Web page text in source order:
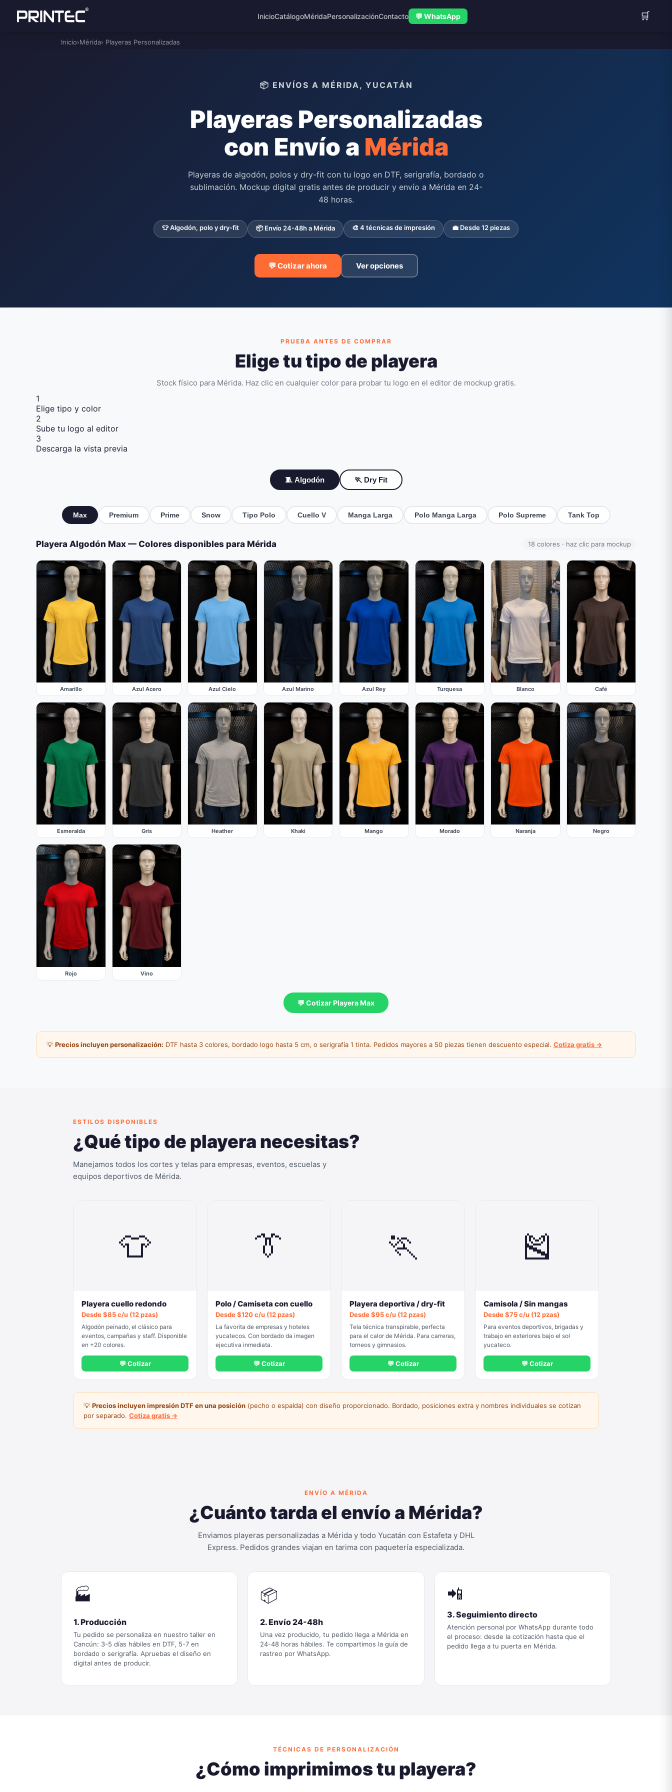
InicioCatálogoMéridaPersonalizaciónContacto 💬 WhatsApp 🛒
Inicio›Mérida› Playeras Personalizadas
📦 ENVÍOS A MÉRIDA, YUCATÁN
Playeras Personalizadas
con Envío a Mérida
Playeras de algodón, polos y dry-fit con tu logo en DTF, serigrafía, bordado o
sublimación. Mockup digital gratis antes de producir y envío a Mérida en 24-
48 horas.
👕 Algodón, polo y dry-fit 📦 Envío 24-48h a Mérida 🎨 4 técnicas de impresión 💼 Desde 12 piezas
💬 Cotizar ahora Ver opciones
PRUEBA ANTES DE COMPRAR
Elige tu tipo de playera
Stock físico para Mérida. Haz clic en cualquier color para probar tu logo en el editor de mockup gratis.
1
Elige tipo y color
2
Sube tu logo al editor
3
Descarga la vista previa
🧵 Algodón 🏃 Dry Fit
Max Premium Prime Snow Tipo Polo Cuello V Manga Larga Polo Manga Larga Polo Supreme Tank Top
Playera Algodón Max — Colores disponibles para Mérida 18 colores · haz clic para mockup
Amarillo Azul Acero Azul Cielo Azul Marino Azul Rey Turquesa Blanco Café
Esmeralda Gris Heather Khaki Mango Morado Naranja Negro
Rojo Vino
💬 Cotizar Playera Max
💡 Precios incluyen personalización: DTF hasta 3 colores, bordado logo hasta 5 cm, o serigrafía 1 tinta. Pedidos mayores a 50 piezas tienen descuento especial. Cotiza gratis →
ESTILOS DISPONIBLES
¿Qué tipo de playera necesitas?
Manejamos todos los cortes y telas para empresas, eventos, escuelas y
equipos deportivos de Mérida.
👕
Playera cuello redondo
Desde $85 c/u (12 pzas)
Algodón peinado, el clásico para
eventos, campañas y staff. Disponible
en +20 colores.
💬 Cotizar
👔
Polo / Camiseta con cuello
Desde $120 c/u (12 pzas)
La favorita de empresas y hoteles
yucatecos. Con bordado da imagen
ejecutiva inmediata.
💬 Cotizar
🏃
Playera deportiva / dry-fit
Desde $95 c/u (12 pzas)
Tela técnica transpirable, perfecta
para el calor de Mérida. Para carreras,
torneos y gimnasios.
💬 Cotizar
🎽
Camisola / Sin mangas
Desde $75 c/u (12 pzas)
Para eventos deportivos, brigadas y
trabajo en exteriores bajo el sol
yucateco.
💬 Cotizar
💡 Precios incluyen impresión DTF en una posición (pecho o espalda) con diseño proporcionado. Bordado, posiciones extra y nombres individuales se cotizan
por separado. Cotiza gratis →
ENVÍO A MÉRIDA
¿Cuánto tarda el envío a Mérida?
Enviamos playeras personalizadas a Mérida y todo Yucatán con Estafeta y DHL
Express. Pedidos grandes viajan en tarima con paquetería especializada.
🏭
1. Producción
Tu pedido se personaliza en nuestro taller en
Cancún: 3-5 días hábiles en DTF, 5-7 en
bordado o serigrafía. Apruebas el diseño en
digital antes de producir.
📦
2. Envío 24-48h
Una vez producido, tu pedido llega a Mérida en
24-48 horas hábiles. Te compartimos la guía de
rastreo por WhatsApp.
📲
3. Seguimiento directo
Atención personal por WhatsApp durante todo
el proceso: desde la cotización hasta que el
pedido llega a tu puerta en Mérida.
TÉCNICAS DE PERSONALIZACIÓN
¿Cómo imprimimos tu playera?